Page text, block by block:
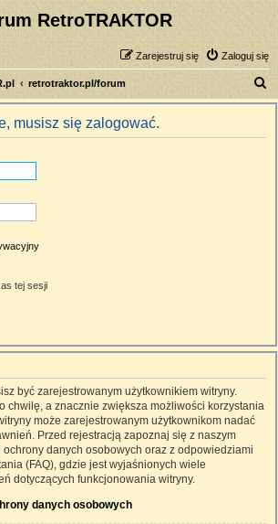
RetroTRAKTOR
Zaloguj się
Zarejestruj się
retrotraktor.pl/forum
z
musisz się zalogować.
tej sesji
być zarejestrowanym użytkownikiem witryny.
chwilę, a znacznie zwiększa możliwości korzystania
może zarejestrowanym użytkownikom nadać
Przed rejestracją zapoznaj się z naszym
danych osobowych oraz z odpowiedziami
(FAQ), gdzie jest wyjaśnionych wiele
dotyczących funkcjonowania witryny.
danych osobowych